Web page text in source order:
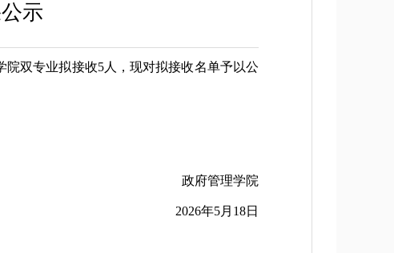
示
双专业拟接收5人，现对拟接收名单予以公
政府管理学院
2026年5月18日